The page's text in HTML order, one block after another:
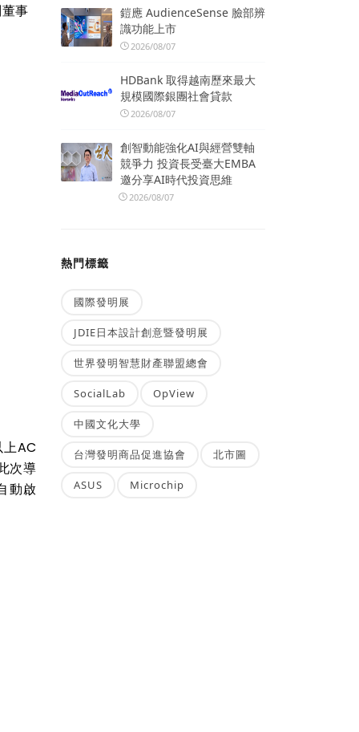
事
AC
次導
動啟
鎧應 AudienceSense 臉部辨
識功能上市
2026/08/07
HDBank 取得越南歷來最大
規模國際銀團社會貸款
2026/08/07
創智動能強化AI與經營雙軸
競爭力 投資長受臺大EMBA
邀分享AI時代投資思維
2026/08/07
熱門標籤
國際發明展
JDIE日本設計創意暨發明展
世界發明智慧財產聯盟總會
SocialLab OpView
中國文化大學
台灣發明商品促進協會 北市圖
ASUS Microchip